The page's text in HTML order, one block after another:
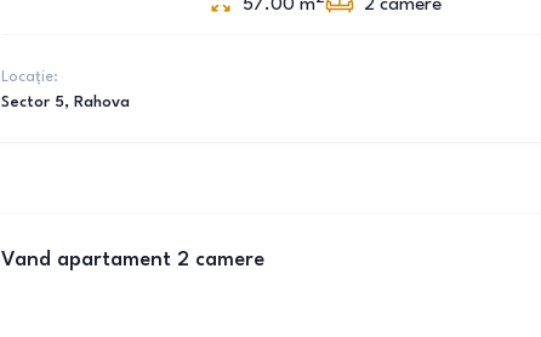
57.00 m 2 camere
Locație:
Sector 5, Rahova
Vand apartament 2 camere